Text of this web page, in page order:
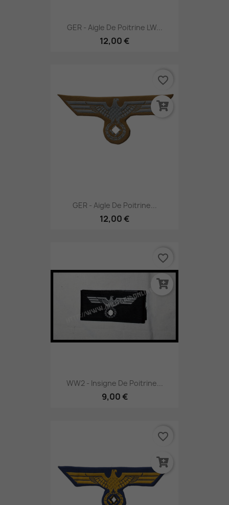
GER - Aigle De Poitrine LW...
12,00 €
GER - Aigle De Poitrine...
12,00 €
favorite_border
WW2 - Insigne De Poitrine...
9,00 €
favorite_border
favorite_border